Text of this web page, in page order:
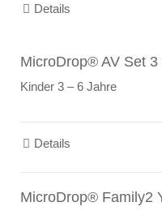
Details
MicroDrop® AV Set
Kinder 3 – 6 Jahre
Details
MicroDrop® Family2